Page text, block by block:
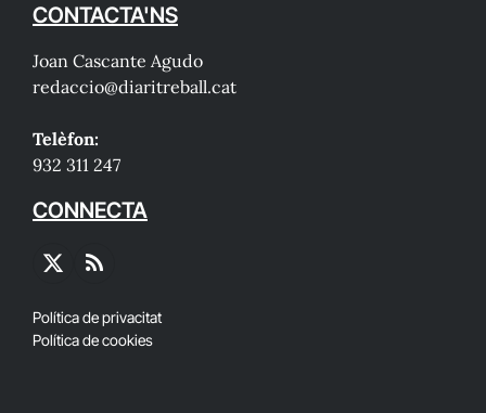
CONTACTA'NS
Joan Cascante Agudo
redaccio@diaritreball.cat
Telèfon:
932 311 247
CONNECTA
X
RSS
Política de privacitat
Política de cookies